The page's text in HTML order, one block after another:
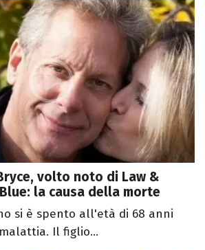
volto noto di Law &
la causa della morte
si è spento all'età di 68 anni
Il figlio...